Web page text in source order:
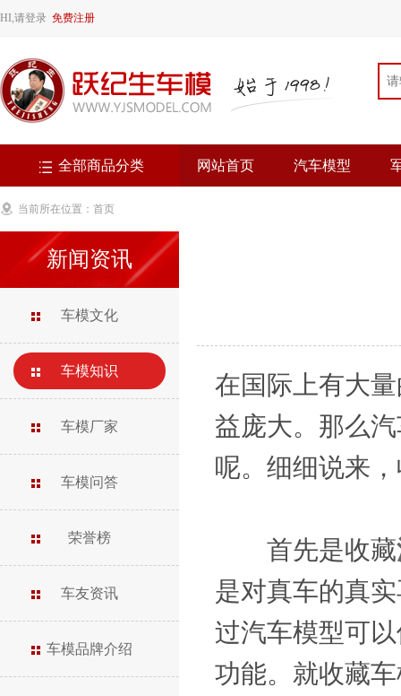
HI,请登录 免费注册
全部商品分类 网站首页 汽车模型
当前所在位置： 首页
新闻资讯
车模文化
车模知识
车模厂家
车模问答
荣誉榜
车友资讯
车模品牌介绍
在国际上有大
益庞大。那么
呢。细细说来
首先是收藏
是对真车的真
过汽车模型可
功能。就收藏